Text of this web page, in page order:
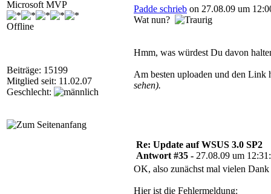
Microsoft MVP
Offline
Beiträge: 15199
Mitglied seit: 11.02.07
Geschlecht:
Padde schrieb on 27.08.09 um
Wat nun?
Hmm, was würdest Du davon
Am besten uploaden und den
sehen).
Re: Update auf WSUS 3.0 SP2
Antwort #35 - 27.08.09 um
OK, also zunächst mal vielen
Hier ist die Fehlermeldung: